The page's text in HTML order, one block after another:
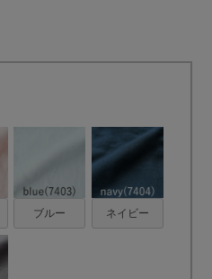
ブルー ネイビー